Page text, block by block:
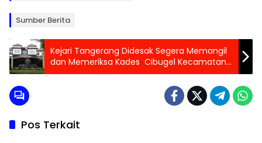
Sumber Berita
Kejari Tangerang Didesak Segera Memangil
dan Memeriksa Kades Cibugel Kecamatan
Cisoka
Pos Terkait
Banten Raya